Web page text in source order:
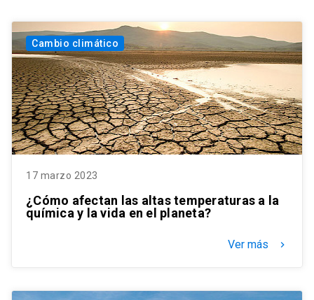
Cambio climático
17 marzo 2023
¿Cómo afectan las altas temperaturas a la
química y la vida en el planeta?
Ver más keyboard_arrow_right